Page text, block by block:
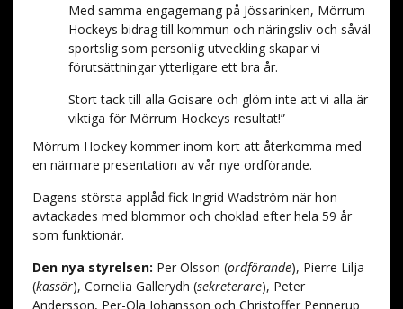
Med samma engagemang på Jössarinken, Mörrum
Hockeys bidrag till kommun och näringsliv och såväl
sportslig som personlig utveckling skapar vi
förutsättningar ytterligare ett bra år.
Stort tack till alla Goisare och glöm inte att vi alla är
viktiga för Mörrum Hockeys resultat!”
Mörrum Hockey kommer inom kort att återkomma med
en närmare presentation av vår nye ordförande.
Dagens största applåd fick Ingrid Wadström när hon
avtackades med blommor och choklad efter hela 59 år
som funktionär.
Den nya styrelsen: Per Olsson (ordförande), Pierre Lilja
(kassör), Cornelia Gallerydh (sekreterare), Peter
Andersson, Per-Ola Johansson och Christoffer Pennerup